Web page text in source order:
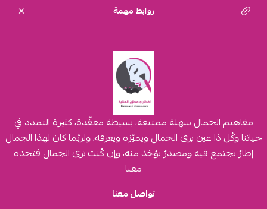
روابط مهمة
مفاهيم الجمال سهلة ممتنعة، بسيطة معقّدة، كثيرة التمدد في
حياتنا وكُل ذا عين يرى الجمال ويميّزه ويعرفه، ولربّما كان لهذا الجمال
إطارٌ يجتمع فيه ومصدرٌ يؤخذ منه، وإن كُنت ترى الجمال فتجده
معنا
تواصل معنا